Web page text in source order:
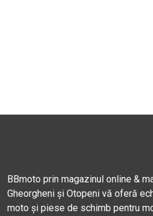
BBmoto prin magazinul online &
Gheorgheni și Otopeni vă oferă
moto și piese de schimb pentru